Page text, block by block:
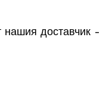
нашия доставчик –